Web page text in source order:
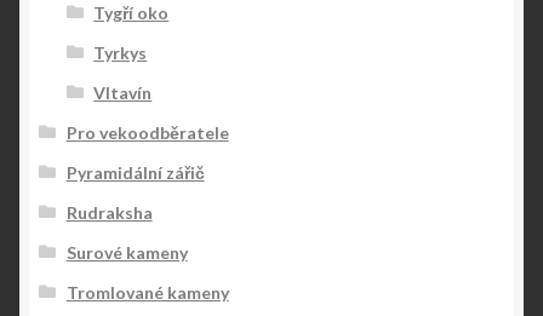
Tygří oko
Tyrkys
Vltavín
Pro vekoodběratele
Pyramidální zářič
Rudraksha
Surové kameny
Tromlované kameny